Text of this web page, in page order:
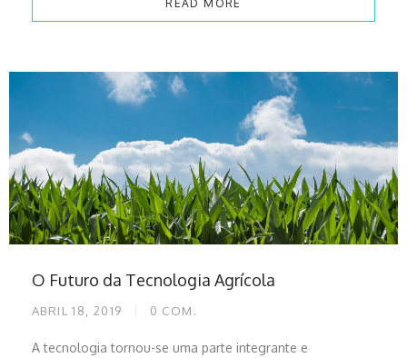
READ MORE
O Futuro da Tecnologia Agrícola
ABRIL 18, 2019 0 COM.
A tecnologia tornou-se uma parte integrante e